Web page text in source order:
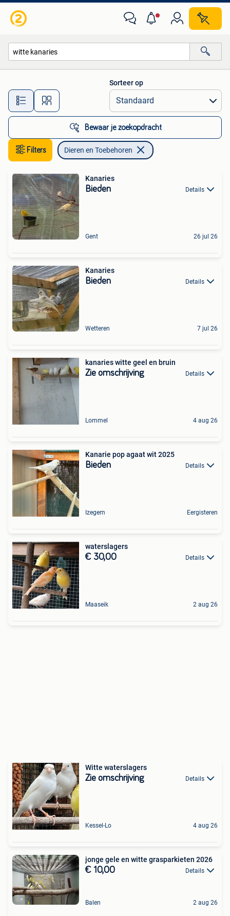
Alle afstanden…
Sorteer op
Bewaar je zoekopdracht
Filters Dieren en Toebehoren
Kanaries
Bieden Details
Gent 26 jul 26
Kanaries
Bieden Details
Wetteren 7 jul 26
kanaries witte geel en bruin
Zie omschrijving Details
Lommel 4 aug 26
Kanarie pop agaat wit 2025
Bieden Details
Izegem Eergisteren
waterslagers
€ 30,00 Details
Maaseik 2 aug 26
Witte waterslagers
Zie omschrijving Details
Kessel-Lo 4 aug 26
jonge gele en witte grasparkieten 2026
€ 10,00 Details
Balen 2 aug 26